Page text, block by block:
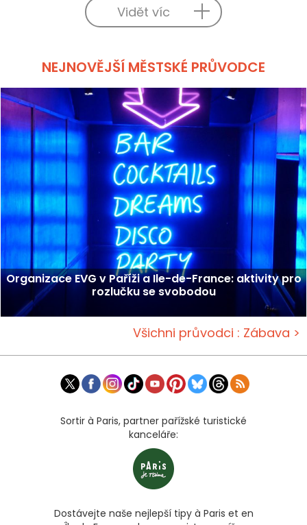
Vidět víc
NEJNOVĚJŠÍ MĚSTSKÉ PRŮVODCE
Organizace EVG v Paříži a Ile-de-France: aktivity pro
rozlučku se svobodou
Všichni průvodci : Zábava >
Sortir à Paris, partner pařížské turistické
kanceláře:
Dostávejte naše nejlepší tipy à Paris et en